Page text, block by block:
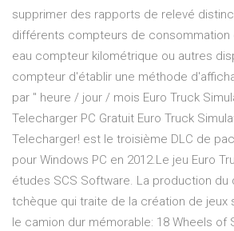
supprimer des rapports de relevé
différents compteurs de
eau compteur kilométrique ou autres
compteur d'établir une méthode
par " heure / jour / mois Euro Truck
Telecharger PC Gratuit Euro Truck
Telecharger! est le troisième DLC de
pour Windows PC en 2012.Le jeu Euro
études SCS Software. La production du
tchèque qui traite de la création de jeux
le camion dur mémorable: 18 Wheels of